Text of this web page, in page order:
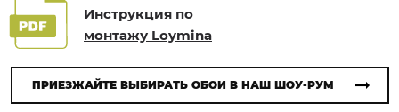
Инструкция по
монтажу Loymina
ПРИЕЗЖАЙТЕ ВЫБИРАТЬ ОБОИ В НАШ ШОУ-РУМ